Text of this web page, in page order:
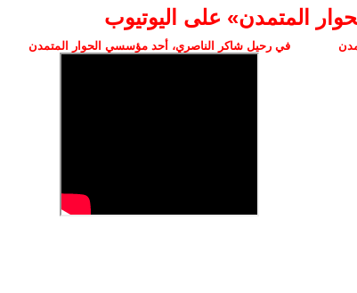
المتمدن» على اليوتيوب
في رحيل شاكر الناصري، أحد مؤسسي الحوار المتمدن